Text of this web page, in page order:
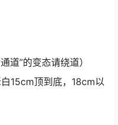
道”的变态请绕道）
白15cm顶到底，18cm以